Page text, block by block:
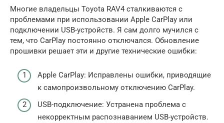
Многие владельцы Toyota RAV4 сталкиваются с
проблемами при использовании Apple CarPlay или
подключении USB-устройств. Я сам долго мучился с
тем, что CarPlay постоянно отключался. Обновление
прошивки решает эти и другие технические ошибки:
Apple CarPlay: Исправлены ошибки, приводящие
к самопроизвольному отключению CarPlay.
USB-подключение: Устранена проблема с
некорректным распознаванием USB-устройств.